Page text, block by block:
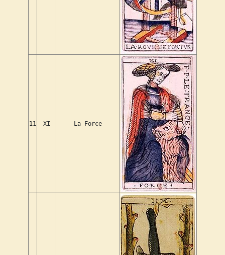
11 XI La Force